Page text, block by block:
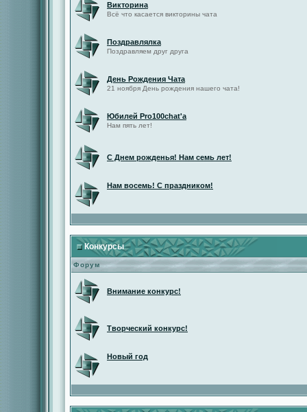
Викторина
Всё что касается викторины чата
Поздравлялка
Поздравляем друг друга
День Рождения Чата
21 ноября День рождения нашего чата!
Юбилей Pro100chat'а
Нам пять лет!
С Днем рожденья! Нам семь лет!
Нам восемь! С праздником!
Конкурсы
Форум
Внимание конкурс!
Творческий конкурс!
Новый год